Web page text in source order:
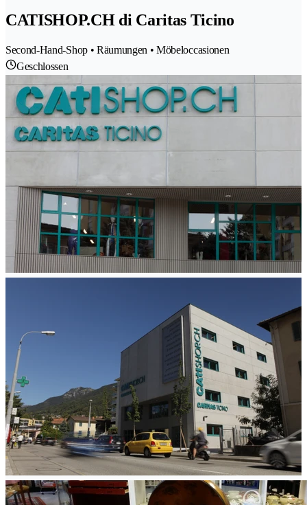
CATISHOP.CH di Caritas Ticino
Second-Hand-Shop • Räumungen • Möbeloccasionen
Geschlossen